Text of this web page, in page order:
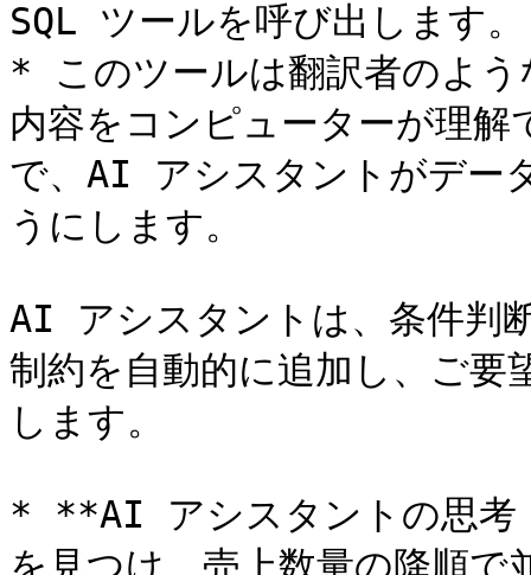
SQL ツールを呼び出します。
* このツールは翻訳者のよう
内容をコンピューターが理
で、AI アシスタントがデー
うにします。
AI アシスタントは、条件判
制約を自動的に追加し、ご要
します。
* **AI アシスタントの思考
を見つけ、売上数量の降順で